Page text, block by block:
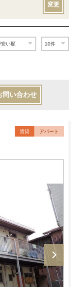
変更
問い合わせ
賃貸 アパート